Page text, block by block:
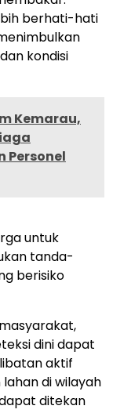
berhati-hati
kondisi
Kemarau,
Personel
untuk
tanda-
berisiko
dini dapat
aktif
di wilayah
ditekan